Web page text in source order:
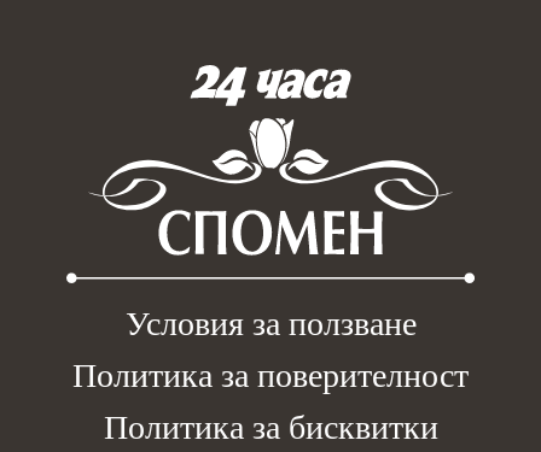
Условия за ползване
Политика за поверителност
Политика за бисквитки